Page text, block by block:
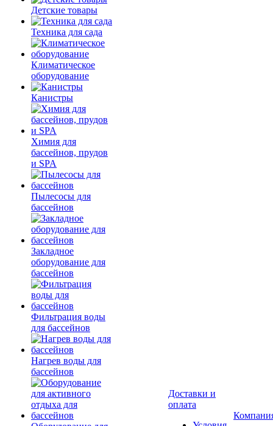
Детские товары
Техника для сада
Климатическое
оборудование
Канистры
Химия для
бассейнов, прудов
и SPA
Пылесосы для
бассейнов
Закладное
оборудование для
бассейнов
Фильтрация воды
для бассейнов
Нагрев воды для
бассейнов
Доставки и
оплата